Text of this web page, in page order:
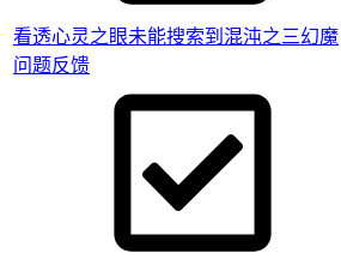
看透心灵之眼未能搜索到混沌之三幻魔
问题反馈